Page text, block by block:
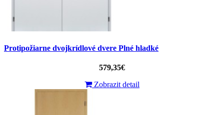
Protipožiarne dvojkrídlové dvere Plné hladké
579,35€
Zobrazit detail